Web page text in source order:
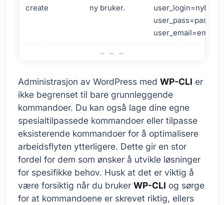
create
ny bruker.
Administrasjon av WordPress med WP-CLI er
ikke begrenset til bare grunnleggende
kommandoer. Du kan også lage dine egne
spesialtilpassede kommandoer eller tilpasse
eksisterende kommandoer for å optimalisere
arbeidsflyten ytterligere. Dette gir en stor
fordel for dem som ønsker å utvikle løsninger
for spesifikke behov. Husk at det er viktig å
være forsiktig når du bruker WP-CLI og sørge
for at kommandoene er skrevet riktig, ellers